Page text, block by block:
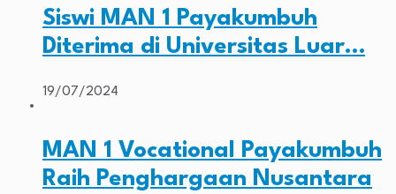
Siswi MAN 1 Payakumbuh
Diterima di Universitas Luar…
19/07/2024
MAN 1 Vocational Payakumbuh
Raih Penghargaan Nusantara